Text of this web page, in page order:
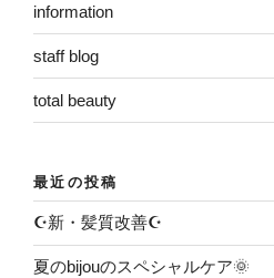
information
staff blog
total beauty
最近の投稿
☪️新・髪質改善☪️
夏のbijouのスペシャルケア🌞